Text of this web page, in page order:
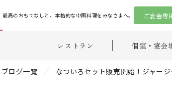
最高のおもてなしと、本格的な中国料理をみなさまへ。 ご宴会専
レストラン 個室・宴会
ブログ一覧 なついろセット販売開始！ジャー